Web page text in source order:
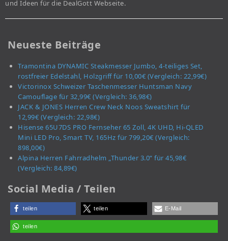
und Ideen für die DealGott Webseite.
Neueste Beiträge
Tramontina DYNAMIC Steakmesser Jumbo, 4-teiliges Set,
rostfreier Edelstahl, Holzgriff für 10,00€ (Vergleich: 22,99€)
Victorinox Schweizer Taschenmesser Huntsman Navy
Camouflage für 32,99€ (Vergleich: 36,98€)
JACK & JONES Herren Crew Neck Noos Sweatshirt für
12,99€ (Vergleich: 22,98€)
Hisense 65U7DS PRO Fernseher 65 Zoll, 4K UHD, Hi-QLED
Mini LED Pro, Smart TV, 165Hz für 799,20€ (Vergleich:
898,00€)
Alpina Herren Fahrradhelm „Thunder 3.0“ für 45,98€
(Vergleich: 84,89€)
Social Media / Teilen
teilen teilen E-Mail
teilen